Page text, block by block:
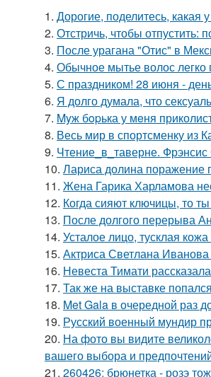
1. Дорогие, поделитесь, какая
2. Отстричь, чтобы отпустить:
3. После урагана "Отис" в
4. Обычное мытье волос легко
5. С праздником! 28 июня -
6. Я долго думала, что
7. Myж бopька у мeня
8. Весь мир в спортсменку из
9. Чтение_в_таверне.
10. Лариса долина поражение
11. Жена Гарика Харламова
12. Когда сияют ключицы, то
13. После долгого перерыва
14. Усталое лицо, тусклая
15. Актриса Светлана
16. Невеста Тимати
17. Так же на выставке
18. Met Gala в очередной раз
19. Русский военный мундир
20. На фото вы видите
вашего выбора и
21. 260426: брюнетка - розэ